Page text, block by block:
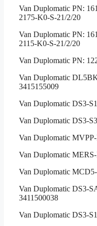
Van Duplomatic PN:
2175-K0-S-21/2/20
Van Duplomatic PN:
2115-K0-S-21/2/20
Van Duplomatic PN:
Van Duplomatic
3415155009
Van Duplomatic DS3-
Van Duplomatic DS3-
Van Duplomatic
Van Duplomatic
Van Duplomatic
Van Duplomatic DS3-
3411500038
Van Duplomatic DS3-